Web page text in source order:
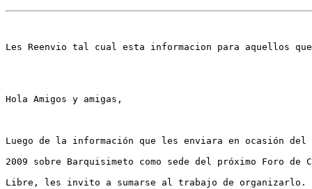
Les Reenvio tal cual esta informacion para aquellos
Hola Amigos y amigas,
Luego de la información que les enviara en ocasión del
2009 sobre Barquisimeto como sede del próximo Foro de
Libre, les invito a sumarse al trabajo de organizarlo.